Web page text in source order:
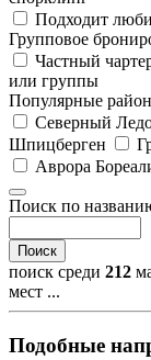
Подходит
Групповое
Частный
или группы
Популярные
Северный
Шпицберген
Аврора
Поиск по
Поиск
поиск среди 212
мест ...
Подобные